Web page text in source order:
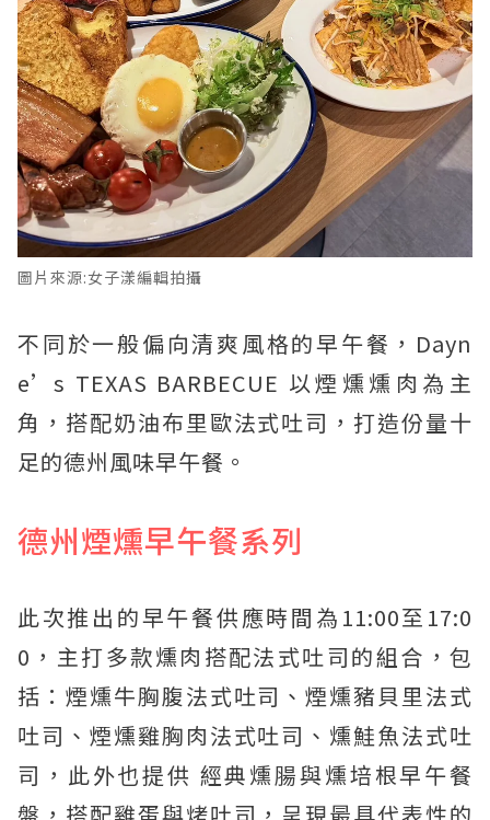
圖片來源:女子漾編輯拍攝
不同於一般偏向清爽風格的早午餐，Dayn
e’s TEXAS BARBECUE 以煙燻燻肉為主
角，搭配奶油布里歐法式吐司，打造份量十
足的德州風味早午餐。
德州煙燻早午餐系列
此次推出的早午餐供應時間為11:00至17:0
0，主打多款燻肉搭配法式吐司的組合，包
括：煙燻牛胸腹法式吐司、煙燻豬貝里法式
吐司、煙燻雞胸肉法式吐司、燻鮭魚法式吐
司，此外也提供 經典燻腸與燻培根早午餐